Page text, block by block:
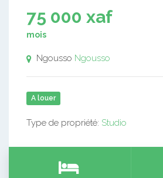
75 000 xaf
mois
Ngousso Ngousso
A louer
Type de propriété: Studio